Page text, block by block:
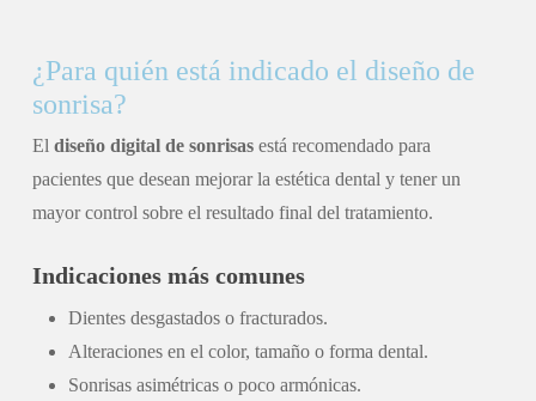
¿Para quién está indicado el diseño de
sonrisa?
Eldiseño digital de sonrisas está recomendado para
pacientes que desean mejorar la estética dental y tener un
mayor control sobre el resultado final del tratamiento.
Indicaciones más comunes
Dientes desgastados o fracturados.
Alteraciones en el color, tamaño o forma dental.
Sonrisas asimétricas o poco armónicas.